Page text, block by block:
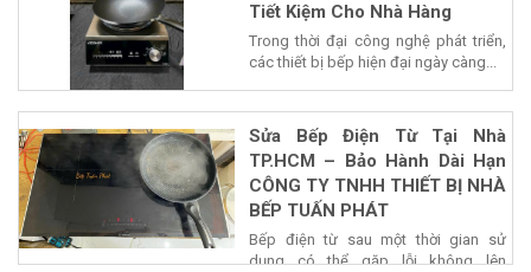
Tiết Kiệm Cho Nhà Hàng
Trong thời đại công nghệ phát triển,
các thiết bị bếp hiện đại ngày càng...
Sửa Bếp Điện Từ Tại Nhà
TP.HCM – Bảo Hành Dài Hạn
CÔNG TY TNHH THIẾT BỊ NHÀ
BẾP TUẤN PHÁT
Bếp điện từ sau một thời gian sử
dụng có thể gặp lỗi không lên